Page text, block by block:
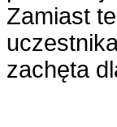
Zamiast
zachęta